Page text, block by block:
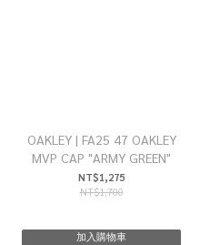
OAKLEY | FA25 47 OAKLEY
MVP CAP "ARMY GREEN"
NT$1,275
NT$1,700
加入購物車